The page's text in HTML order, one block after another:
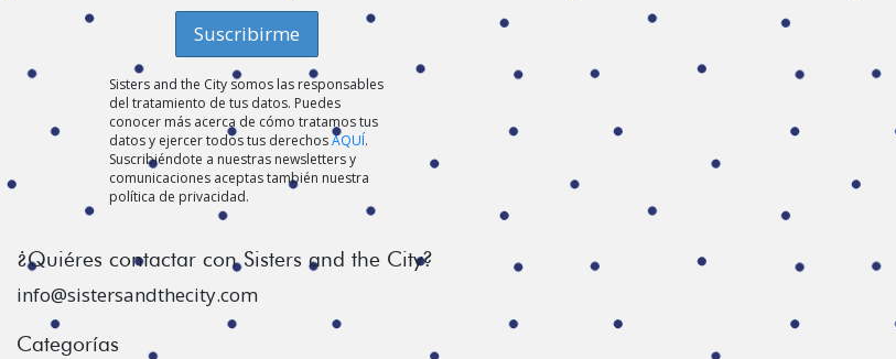
Sisters and the City somos las responsables
del tratamiento de tus datos. Puedes
conocer más acerca de cómo tratamos tus
datos y ejercer todos tus derechosAQUÍ.
Suscribiéndote a nuestras newsletters y
comunicaciones aceptas también nuestra
política de privacidad.
¿Quiéres contactar con Sisters and the City?
info@sistersandthecity.com
Categorías